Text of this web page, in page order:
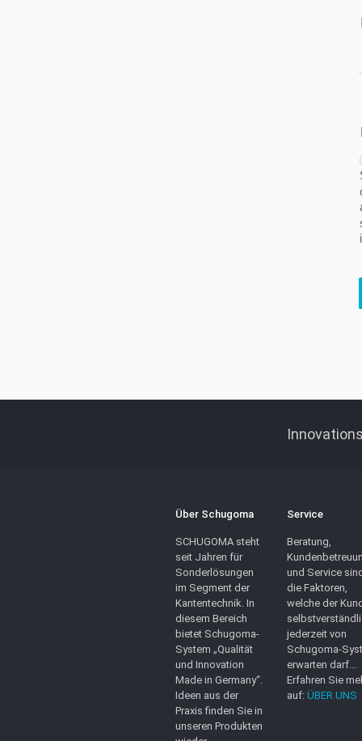
Über Schugoma
SCHUGOMA steht
seit Jahren für
Sonderlösungen
im Segment der
Kantentechnik. In
diesem Bereich
bietet Schugoma-
System „Qualität
und Innovation
Made in Germany“.
Ideen aus der
Praxis finden Sie in
unseren Produkten
Service
Beratung,
und Service
die Faktoren,
welche der
jederzeit von
Schugoma-
erwarten darf...
Erfahren Sie
auf: ÜBER UNS